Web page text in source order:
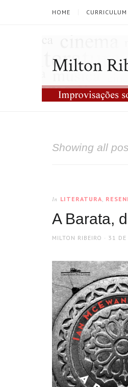
HOME CURRICULUM
Milton
Showing all
In LITERATURA
A Barata,
AUTHOR
MILTON RIBEIRO 31 DE